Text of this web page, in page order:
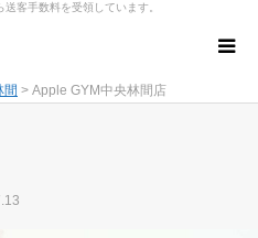
客手数料を受領しています。
間 > Apple GYM中央林間店